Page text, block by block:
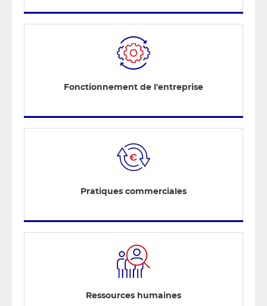
Fonctionnement de l'entreprise
Pratiques commerciales
Ressources humaines